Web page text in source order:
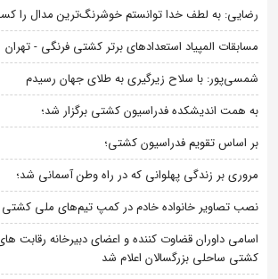
رضایی: به لطف خدا توانستم خوشرنگ‌ترین مدال را
مسابقات المپیاد استعدادهای برتر کشتی فرنگی - تهران
شمسی‌پور: با سلاح زیرگیری به طلای جهان رسیدم
به همت اندیشکده فدراسیون کشتی برگزار شد؛
بر اساس تقویم فدراسیون کشتی؛
مروری بر زندگی پهلوانی که در راه وطن آسمانی شد؛
نصب تصاویر خانواده خادم در کمپ تیم‌های ملی کشتی
اسامی داوران قضاوت کننده و اعضای دبیرخانه رقابت
کشتی ساحلی بزرگسالان اعلام شد